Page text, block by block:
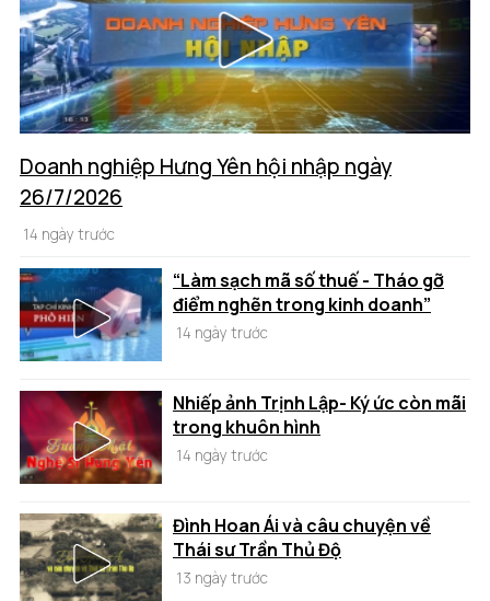
Doanh nghiệp Hưng Yên hội nhập ngày
26/7/2026
14 ngày trước
“Làm sạch mã số thuế - Tháo gỡ
điểm nghẽn trong kinh doanh”
14 ngày trước
Nhiếp ảnh Trịnh Lập- Ký ức còn mãi
trong khuôn hình
14 ngày trước
Đình Hoan Ái và câu chuyện về
Thái sư Trần Thủ Độ
13 ngày trước